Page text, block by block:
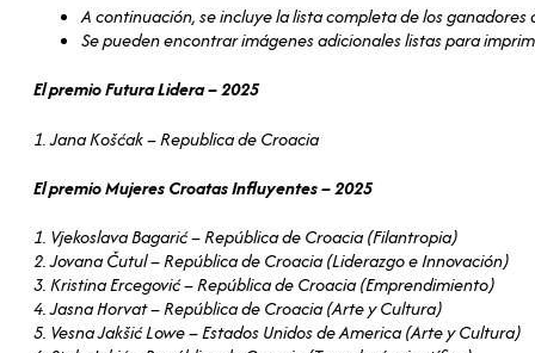
A continuación, se incluye la lista completa de los ganadores
Se pueden encontrar imágenes adicionales listas para
El premio Futura Lidera – 2025
1. Jana Košćak – Republica de Croacia
El premio Mujeres Croatas Influyentes – 2025
1. Vjekoslava Bagarić – República de Croacia (Filantropia)
2. Jovana Čutul – República de Croacia (Liderazgo e Innovación)
3. Kristina Ercegović – República de Croacia (Emprendimiento)
4. Jasna Horvat – República de Croacia (Arte y Cultura)
5. Vesna Jakšić Lowe – Estados Unidos de America (Arte y Cultura)